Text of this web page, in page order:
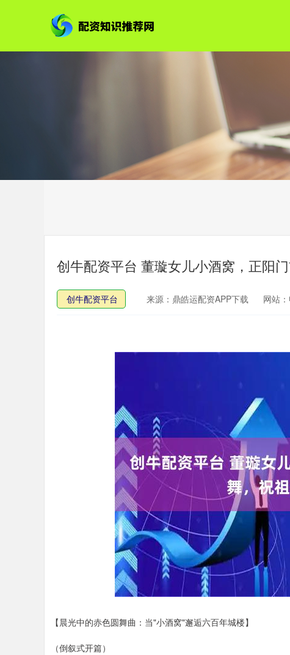
创牛配资平台 董璇女儿小酒窝，正阳
创牛配资平台 来源：鼎皓运配资APP下载 网站
【晨光中的赤色圆舞曲：当"小酒窝"邂逅六百年城楼】
（倒叙式开篇）